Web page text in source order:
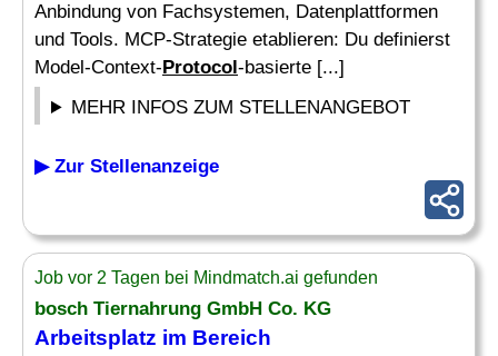
Anbindung von Fachsystemen, Datenplattformen
und Tools. MCP-Strategie etablieren: Du definierst
Model-Context-Protocol-basierte [...]
MEHR INFOS ZUM STELLENANGEBOT
▶ Zur Stellenanzeige
Job vor 2 Tagen bei Mindmatch.ai gefunden
bosch Tiernahrung GmbH Co. KG
Arbeitsplatz im Bereich